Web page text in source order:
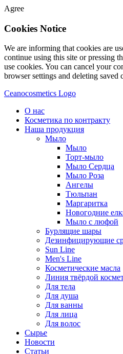
Agree
Cookies Notice
We are informing that cookies are
continue using this site or pressing
use cookies. You can cancel your
browser settings and deleting saved
Ceanocosmetics Logo
О нас
Косметика по контракту
Наша продукция
Мыло
Мыло
Торт-мыло
Мыло Сердца
Мыло Роза
Aнгелы
Tюльпан
Mаргаритка
Новогодние
Мыло с люфой
Бурлящие шары
Дезинфицирующие
Sun Line
Men's Line
Косметические масла
Линия твёрдой
Для тела
Для душа
Для ванны
Для лица
Для волос
Сырье
Новости
Статьи